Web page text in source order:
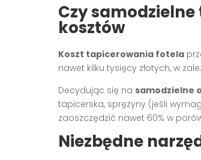
Czy
kosztów
Koszt tapicerowania fotela
nawet kilku tysięcy złotych, w
Decydując się na samodzielne
tapicerska, sprężyny (jeśli
zaoszczędzić nawet 60% w
Niezbędne